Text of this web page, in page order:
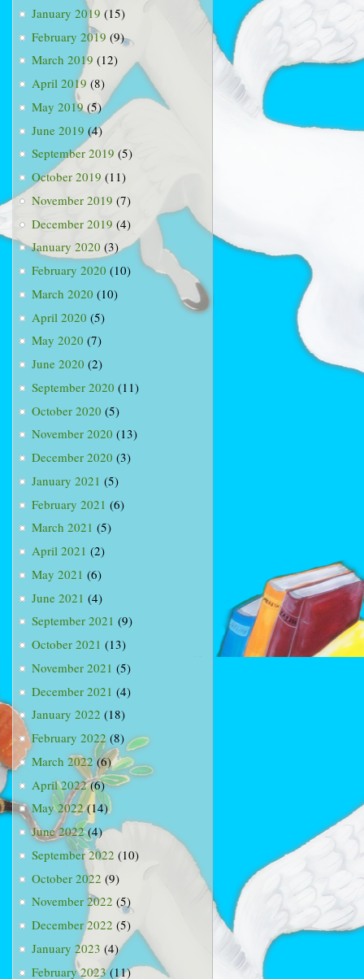
January 2019 (15)
February 2019 (9)
March 2019 (12)
April 2019 (8)
May 2019(5)
June 2019 (4)
September 2019 (5)
October 2019 (11)
November 2019 (7)
December 2019 (4)
January 2020 (3)
February 2020 (10)
March 2020 (10)
April 2020 (5)
May 2020 (7)
June 2020 (2)
September 2020 (11)
October 2020 (5)
November 2020 (13)
December 2020 (3)
January 2021 (5)
February 2021 (6)
March 2021 (5)
April 2021 (2)
May 2021 (6)
June 2021 (4)
September 2021 (9)
October 2021 (13)
November 2021 (5)
December 2021 (4)
January 2022 (18)
February 2022 (8)
March 2022(6)
April 2022(6)
May 2022(14)
June 2022(4)
September 2022 (10)
October 2022 (9)
November 2022 (5)
December 2022 (5)
January 2023 (4)
February 2023(11)